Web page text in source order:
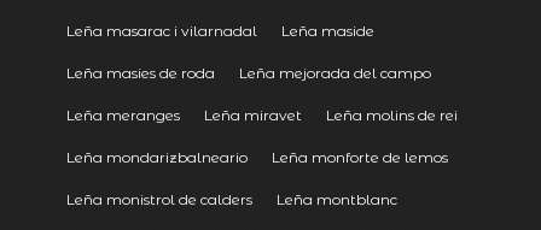
Leña masarac i vilarnadal Leña maside
Leña masies de roda Leña mejorada del campo
Leña meranges Leña miravet Leña molins de rei
Leña mondarizbalneario Leña monforte de lemos
Leña monistrol de calders Leña montblanc